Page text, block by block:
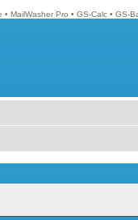
• MailWasher Pro • GS-Calc • GS-